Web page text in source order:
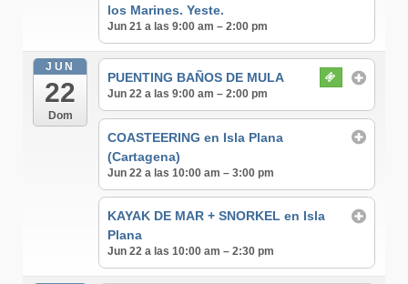
los Marines. Yeste.
Jun 21 a las 9:00 am – 2:00 pm
JUN
22
Dom
PUENTING BAÑOS DE MULA
Jun 22 a las 9:00 am – 2:00 pm
COASTEERING en Isla Plana
(Cartagena)
Jun 22 a las 10:00 am – 3:00 pm
KAYAK DE MAR + SNORKEL en Isla
Plana
Jun 22 a las 10:00 am – 2:30 pm